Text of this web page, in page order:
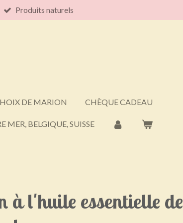
Produits naturels
DE MARION CHÈQUE CADEAU
MER, BELGIQUE, SUISSE
à l'huile essentielle de